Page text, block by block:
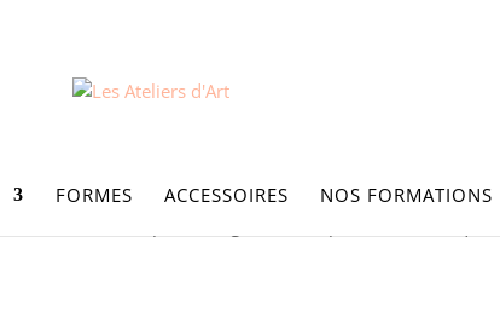
FORMES ACCESSOIRES NOS FORMATIONS